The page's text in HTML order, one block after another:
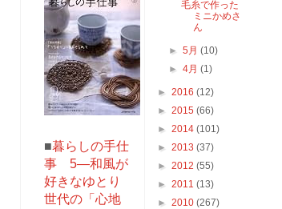
■暮らしの手仕
事 5―和風が
好きなゆとり
世代の「心地
毛糸で作った
ミニかめさ
ん
►5月(10)
►4月(1)
► 2016 (12)
► 2015 (66)
► 2014 (101)
► 2013 (37)
► 2012 (55)
► 2011 (13)
► 2010 (267)